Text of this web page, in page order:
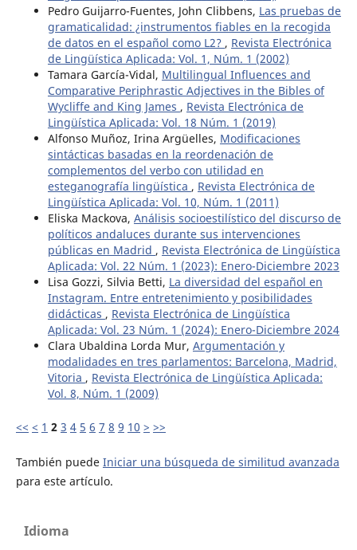
Pedro Guijarro-Fuentes, John Clibbens, Las pruebas de
gramaticalidad: ¿instrumentos fiables en la recogida
de datos en el español como L2? , Revista Electrónica
de Lingüística Aplicada: Vol. 1, Núm. 1 (2002)
Tamara García-Vidal, Multilingual Influences and
Comparative Periphrastic Adjectives in the Bibles of
Wycliffe and King James , Revista Electrónica de
Lingüística Aplicada: Vol. 18 Núm. 1 (2019)
Alfonso Muñoz, Irina Argüelles, Modificaciones
sintácticas basadas en la reordenación de
complementos del verbo con utilidad en
esteganografía lingüística , Revista Electrónica de
Lingüística Aplicada: Vol. 10, Núm. 1 (2011)
Eliska Mackova, Análisis socioestilístico del discurso de
políticos andaluces durante sus intervenciones
públicas en Madrid , Revista Electrónica de Lingüística
Aplicada: Vol. 22 Núm. 1 (2023): Enero-Diciembre 2023
Lisa Gozzi, Silvia Betti, La diversidad del español en
Instagram. Entre entretenimiento y posibilidades
didácticas , Revista Electrónica de Lingüística
Aplicada: Vol. 23 Núm. 1 (2024): Enero-Diciembre 2024
Clara Ubaldina Lorda Mur, Argumentación y
modalidades en tres parlamentos: Barcelona, Madrid,
Vitoria , Revista Electrónica de Lingüística Aplicada:
Vol. 8, Núm. 1 (2009)
<< < 1 2 3 4 5 6 7 8 9 10 > >>
También puede Iniciar una búsqueda de similitud avanzada
para este artículo.
Idioma